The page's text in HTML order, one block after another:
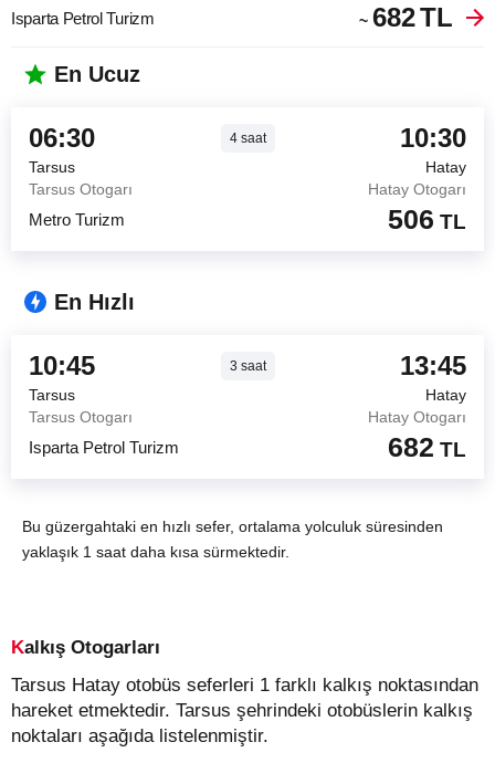
Isparta Petrol Turizm ~ 682TL
En Ucuz
06:30 4saat 10:30
Tarsus
Hatay
Tarsus Otogarı
Hatay Otogarı
Metro Turizm 506 TL
En Hızlı
10:45 3 saat 13:45
Tarsus
Hatay
Tarsus Otogarı
Hatay Otogarı
Isparta Petrol Turizm 682 TL
Bu güzergahtaki en hızlı sefer, ortalama yolculuk süresinden
yaklaşık 1 saat daha kısa sürmektedir.
Kalkış Otogarları
Tarsus Hatay otobüs seferleri 1 farklı kalkış noktasından
hareket etmektedir. Tarsus şehrindeki otobüslerin kalkış
noktaları aşağıda listelenmiştir.